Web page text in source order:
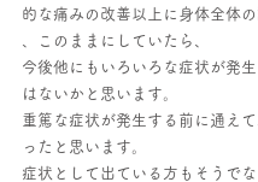
的な痛みの改善以上に身体全体
、このままにしていたら、
今後他にもいろいろな症状が発
はないかと思います。
重篤な症状が発生する前に通え
ったと思います。
症状として出ている方もそうで